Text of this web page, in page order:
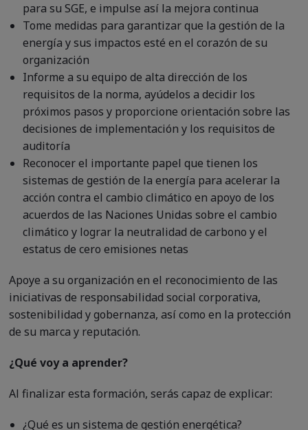
para su SGE, e impulse así la mejora continua
Tome medidas para garantizar que la gestión de la
energía y sus impactos esté en el corazón de su
organización
Informe a su equipo de alta dirección de los
requisitos de la norma, ayúdelos a decidir los
próximos pasos y proporcione orientación sobre las
decisiones de implementación y los requisitos de
auditoría
Reconocer el importante papel que tienen los
sistemas de gestión de la energía para acelerar la
acción contra el cambio climático en apoyo de los
acuerdos de las Naciones Unidas sobre el cambio
climático y lograr la neutralidad de carbono y el
estatus de cero emisiones netas
Apoye a su organización en el reconocimiento de las
iniciativas de responsabilidad social corporativa,
sostenibilidad y gobernanza, así como en la protección
de su marca y reputación.
¿Qué voy a aprender?
Al finalizar esta formación, serás capaz de explicar:
¿Qué es un sistema de gestión energética?